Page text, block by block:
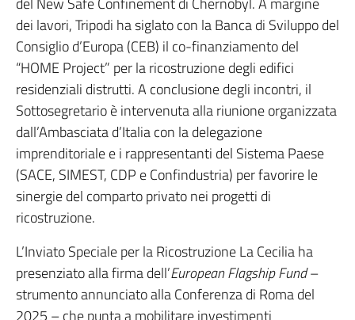
dei lavori, Tripodi ha siglato con la Banca di Sviluppo del
Consiglio d’Europa (CEB) il co-finanziamento del
“HOME Project” per la ricostruzione degli edifici
residenziali distrutti. A conclusione degli incontri, il
Sottosegretario è intervenuta alla riunione organizzata
dall’Ambasciata d’Italia con la delegazione
imprenditoriale e i rappresentanti del Sistema Paese
(SACE, SIMEST, CDP e Confindustria) per favorire le
sinergie del comparto privato nei progetti di
ricostruzione.
L’Inviato Speciale per la Ricostruzione La Cecilia ha
presenziato alla firma dell’European Flagship Fund–
strumento annunciato alla Conferenza di Roma del
2025 – che punta a mobilitare investimenti